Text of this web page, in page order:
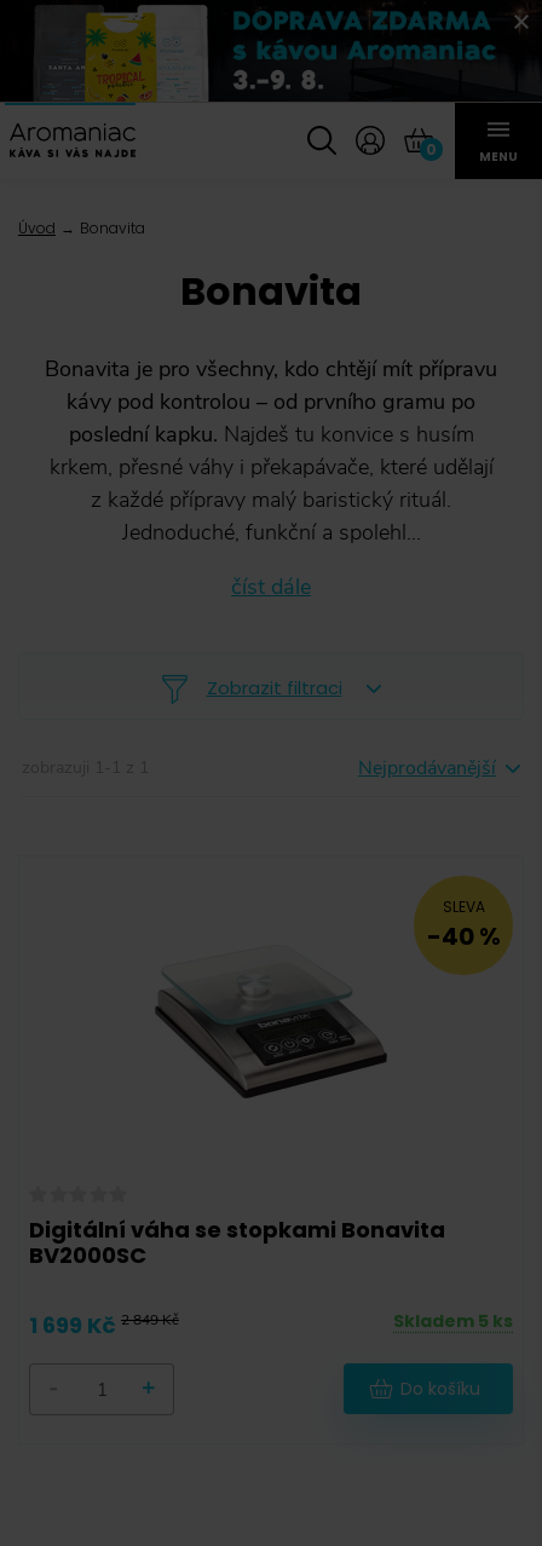
0 MENU
Úvod Bonavita
Bonavita
Bonavita je pro všechny, kdo chtějí mít přípravu
kávy pod kontrolou – od prvního gramu po
poslední kapku. Najdeš tu konvice s husím
krkem, přesné váhy i překapávače, které udělají
z každé přípravy malý baristický rituál.
Jednoduché, funkční a spolehl...
číst dále
Zobrazit filtraci
Nejprodávanější
SLEVA
-40 %
Digitální váha se stopkami Bonavita
BV2000SC
1 699 Kč 2 849 Kč Skladem 5 ks
+ Do košíku